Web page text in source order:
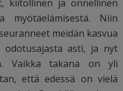
kiitollinen ja onnellinen
myötäelämisestä. Niin
meidän kasvua
odotusajasta asti, ja nyt
Vaikka takana on yli
että edessä on vielä